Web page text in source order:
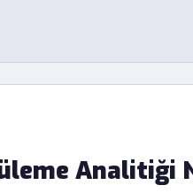
Analitiği